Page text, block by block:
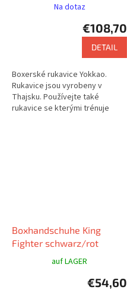
Na dotaz
€108,70
DETAIL
Boxerské rukavice Yokkao.
Rukavice jsou vyrobeny v
Thajsku. Používejte také
rukavice se kterými trénuje
Boxhandschuhe King
Fighter schwarz/rot
auf LAGER
€54,60